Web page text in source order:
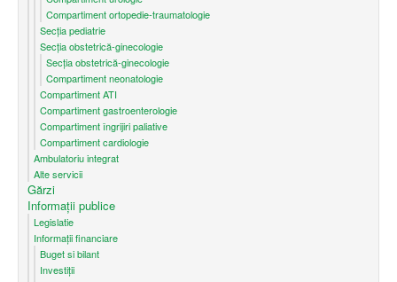
Compartiment ortopedie-traumatologie
Secția pediatrie
Secția obstetrică-ginecologie
Secția obstetrică-ginecologie
Compartiment neonatologie
Compartiment ATI
Compartiment gastroenterologie
Compartiment îngrijiri paliative
Compartiment cardiologie
Ambulatoriu integrat
Alte servicii
Gărzi
Informații publice
Legislatie
Informații financiare
Buget si bilant
Investiții